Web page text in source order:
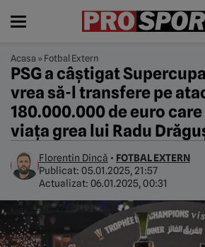
Acasa » Fotbal Extern
PSG a câştigat
vrea să-l transfere pe
180.000.000 de euro
viața grea lui Radu
Florentin Dincă • FOTBAL EXTERN
Publicat: 05.01.2025, 21:57
Actualizat: 06.01.2025, 00:31